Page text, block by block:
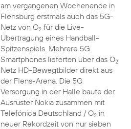
am vergangenen Wochenende in
Flensburg erstmals auch das 5G-
Netz von O2für die Live-
Übertragung eines Handball-
Spitzenspiels. Mehrere 5G
Smartphones lieferten über das O2
Netz HD-Bewegtbilder direkt aus
der Flens-Arena. Die 5G
Versorgung in der Halle baute der
Ausrüster Nokia zusammen mit
Telefónica Deutschland / O2in
neuer Rekordzeit von nur sieben